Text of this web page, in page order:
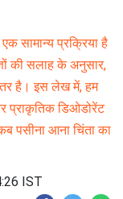
सामान्य प्रक्रिया है
की सलाह के अनुसार,
है। इस लेख में, हम
प्राकृतिक डिओडोरेंट
पसीना आना चिंता का
IST